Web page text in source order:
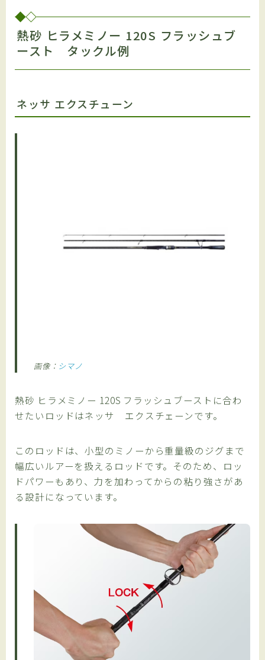
熱砂 ヒラメミノー 120S フラッシュブ
ースト タックル例
ネッサ エクスチューン
画像： シマノ
熱砂 ヒラメミノー 120S フラッシュブーストに合わ
せたいロッドはネッサ エクスチェーンです。
このロッドは、小型のミノーから重量級のジグまで
幅広いルアーを扱えるロッドです。そのため、ロッ
ドパワーもあり、力を加わってからの粘り強さがあ
る設計になっています。